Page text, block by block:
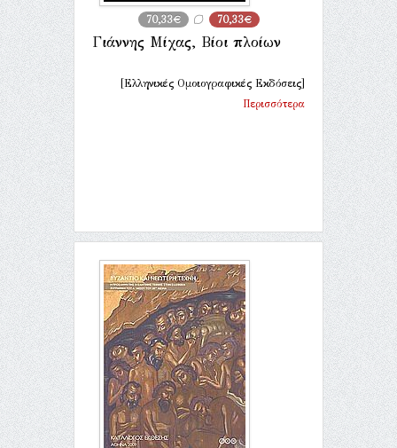
70,33€ 70,33€
Γιάννης Μίχας, Βίοι πλοίων
[Ελληνικές Ομοιογραφικές Εκδόσεις]
Περισσότερα